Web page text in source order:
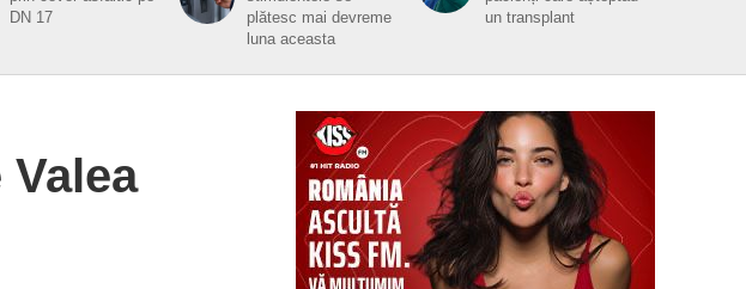
DN 17
plătesc mai devreme
luna aceasta
un transplant